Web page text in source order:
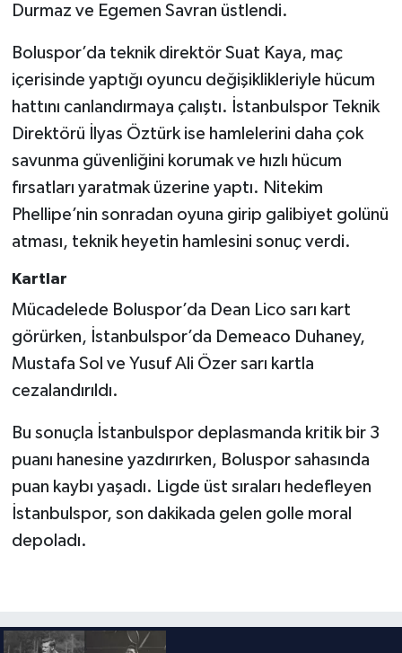
Durmaz ve Egemen Savran üstlendi.
Boluspor’da teknik direktör Suat Kaya, maç
içerisinde yaptığı oyuncu değişiklikleriyle hücum
hattını canlandırmaya çalıştı. İstanbulspor Teknik
Direktörü İlyas Öztürk ise hamlelerini daha çok
savunma güvenliğini korumak ve hızlı hücum
fırsatları yaratmak üzerine yaptı. Nitekim
Phellipe’nin sonradan oyuna girip galibiyet golünü
atması, teknik heyetin hamlesini sonuç verdi.
Kartlar
Mücadelede Boluspor’da Dean Lico sarı kart
görürken, İstanbulspor’da Demeaco Duhaney,
Mustafa Sol ve Yusuf Ali Özer sarı kartla
cezalandırıldı.
Bu sonuçla İstanbulspor deplasmanda kritik bir 3
puanı hanesine yazdırırken, Boluspor sahasında
puan kaybı yaşadı. Ligde üst sıraları hedefleyen
İstanbulspor, son dakikada gelen golle moral
depoladı.
Diğer Spor Dalları
Futbolcular